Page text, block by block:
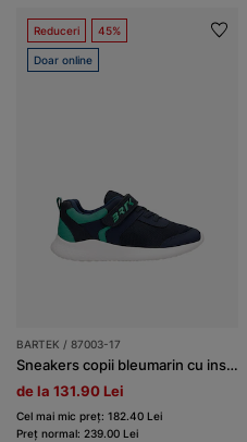
Reduceri 45%
Doar online
BARTEK / 87003-17
Sneakers copii bleumarin cu inserții verzi BARTEK 87003-17
de la 131.90 Lei
Cel mai mic preț: 182.40 Lei
Preț normal: 239.00 Lei